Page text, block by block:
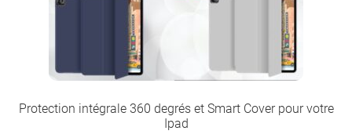
Protection intégrale 360 degrés et Smart Cover pour votre
Ipad